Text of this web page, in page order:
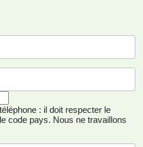
: il doit respecter le
code pays. Nous ne travaillons